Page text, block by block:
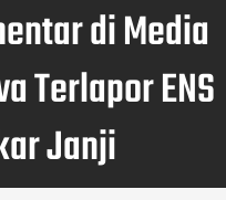
di Media
Terlapor ENS
Janji